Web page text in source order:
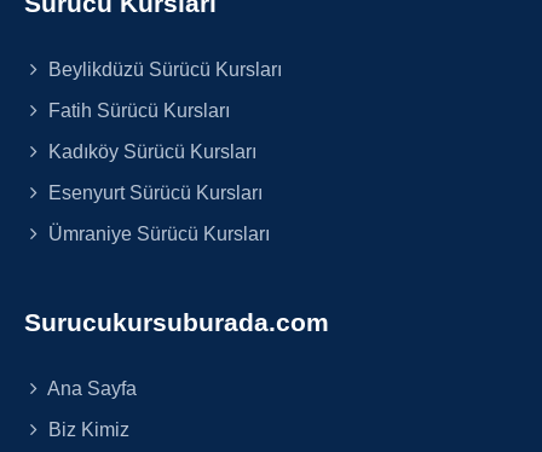
Beylikdüzü Sürücü Kursları
Fatih Sürücü Kursları
Kadıköy Sürücü Kursları
Esenyurt Sürücü Kursları
Ümraniye Sürücü Kursları
Surucukursuburada.com
Ana Sayfa
Biz Kimiz